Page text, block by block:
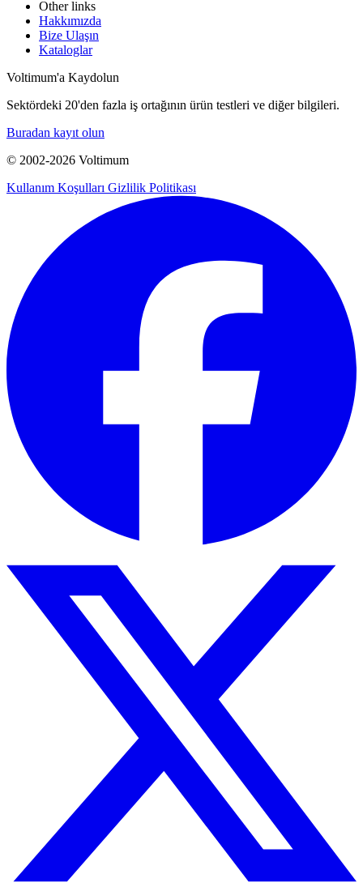
Other links
Hakkımızda
Bize Ulaşın
Kataloglar
Voltimum'a Kaydolun
Sektördeki 20'den fazla iş ortağının ürün testleri ve diğer bilgileri.
Buradan kayıt olun
© 2002-2026 Voltimum
Kullanım Koşulları Gizlilik Politikası